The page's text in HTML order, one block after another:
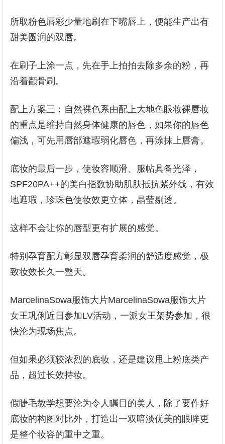
所取粉色唇彩少量地刷在下嘴唇上，便能生产出有
甜美圆润的双唇。
在刷子上涂一点，先在手上拍拍去除多余的粉，再
沿着颧骨刷。
配上方案三：自然裸色系由配上大地色眼妆裸唇妆
的重点是维持自然身体健康的唇色，如果你的唇色
偏浅，可先用唇部遮瑕弱化唇色，再涂抹上唇膏。
底妆的最后一步，使妆容顺滑、服帖具备光泽，
SPF20PA++的美白指数协助肌肤抵抗紫外线，有效
地遮瑕，珍珠色使妆效更立体，晶莹剔透。
这样不会让你的唇型更有扩展的感觉。
特别孕育配方彰显双唇孕育柔润的舒适度感觉，极
致妆效长久一整天。
MarcelinaSowa服饰大片MarcelinaSowa服饰大片
女王巩俐近日参加LV活动，一派女王架势参加，很
快沦为现场焦点。
但如果必须较浓烈的底妆，还是建议甩上粉底类产
品，超过长效持妆。
假睫毛教学想要沦为令人瞩目的美人，除了要作好
底妆的构图对比外，打造出一双暗淡优美的眼眸更
是整个妆容的重中之重。